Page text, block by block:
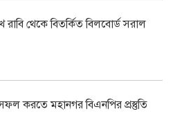
রাবি থেকে বিতর্কিত বিলবোর্ড সরাল
করতে মহানগর বিএনপির প্রস্তুতি